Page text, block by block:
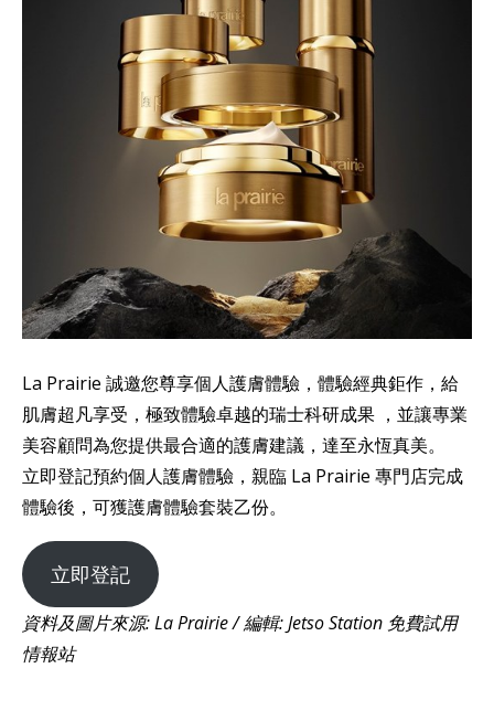
La Prairie 誠邀您尊享個人護膚體驗，體驗經典鉅作，給
肌膚超凡享受，極致體驗卓越的瑞士科研成果 ，並讓專業
美容顧問為您提供最合適的護膚建議，達至永恆真美。
立即登記預約個人護膚體驗，親臨 La Prairie 專門店完成
體驗後，可獲護膚體驗套裝乙份。
立即登記
資料及圖片來源: La Prairie / 編輯: Jetso Station 免費試用
情報站